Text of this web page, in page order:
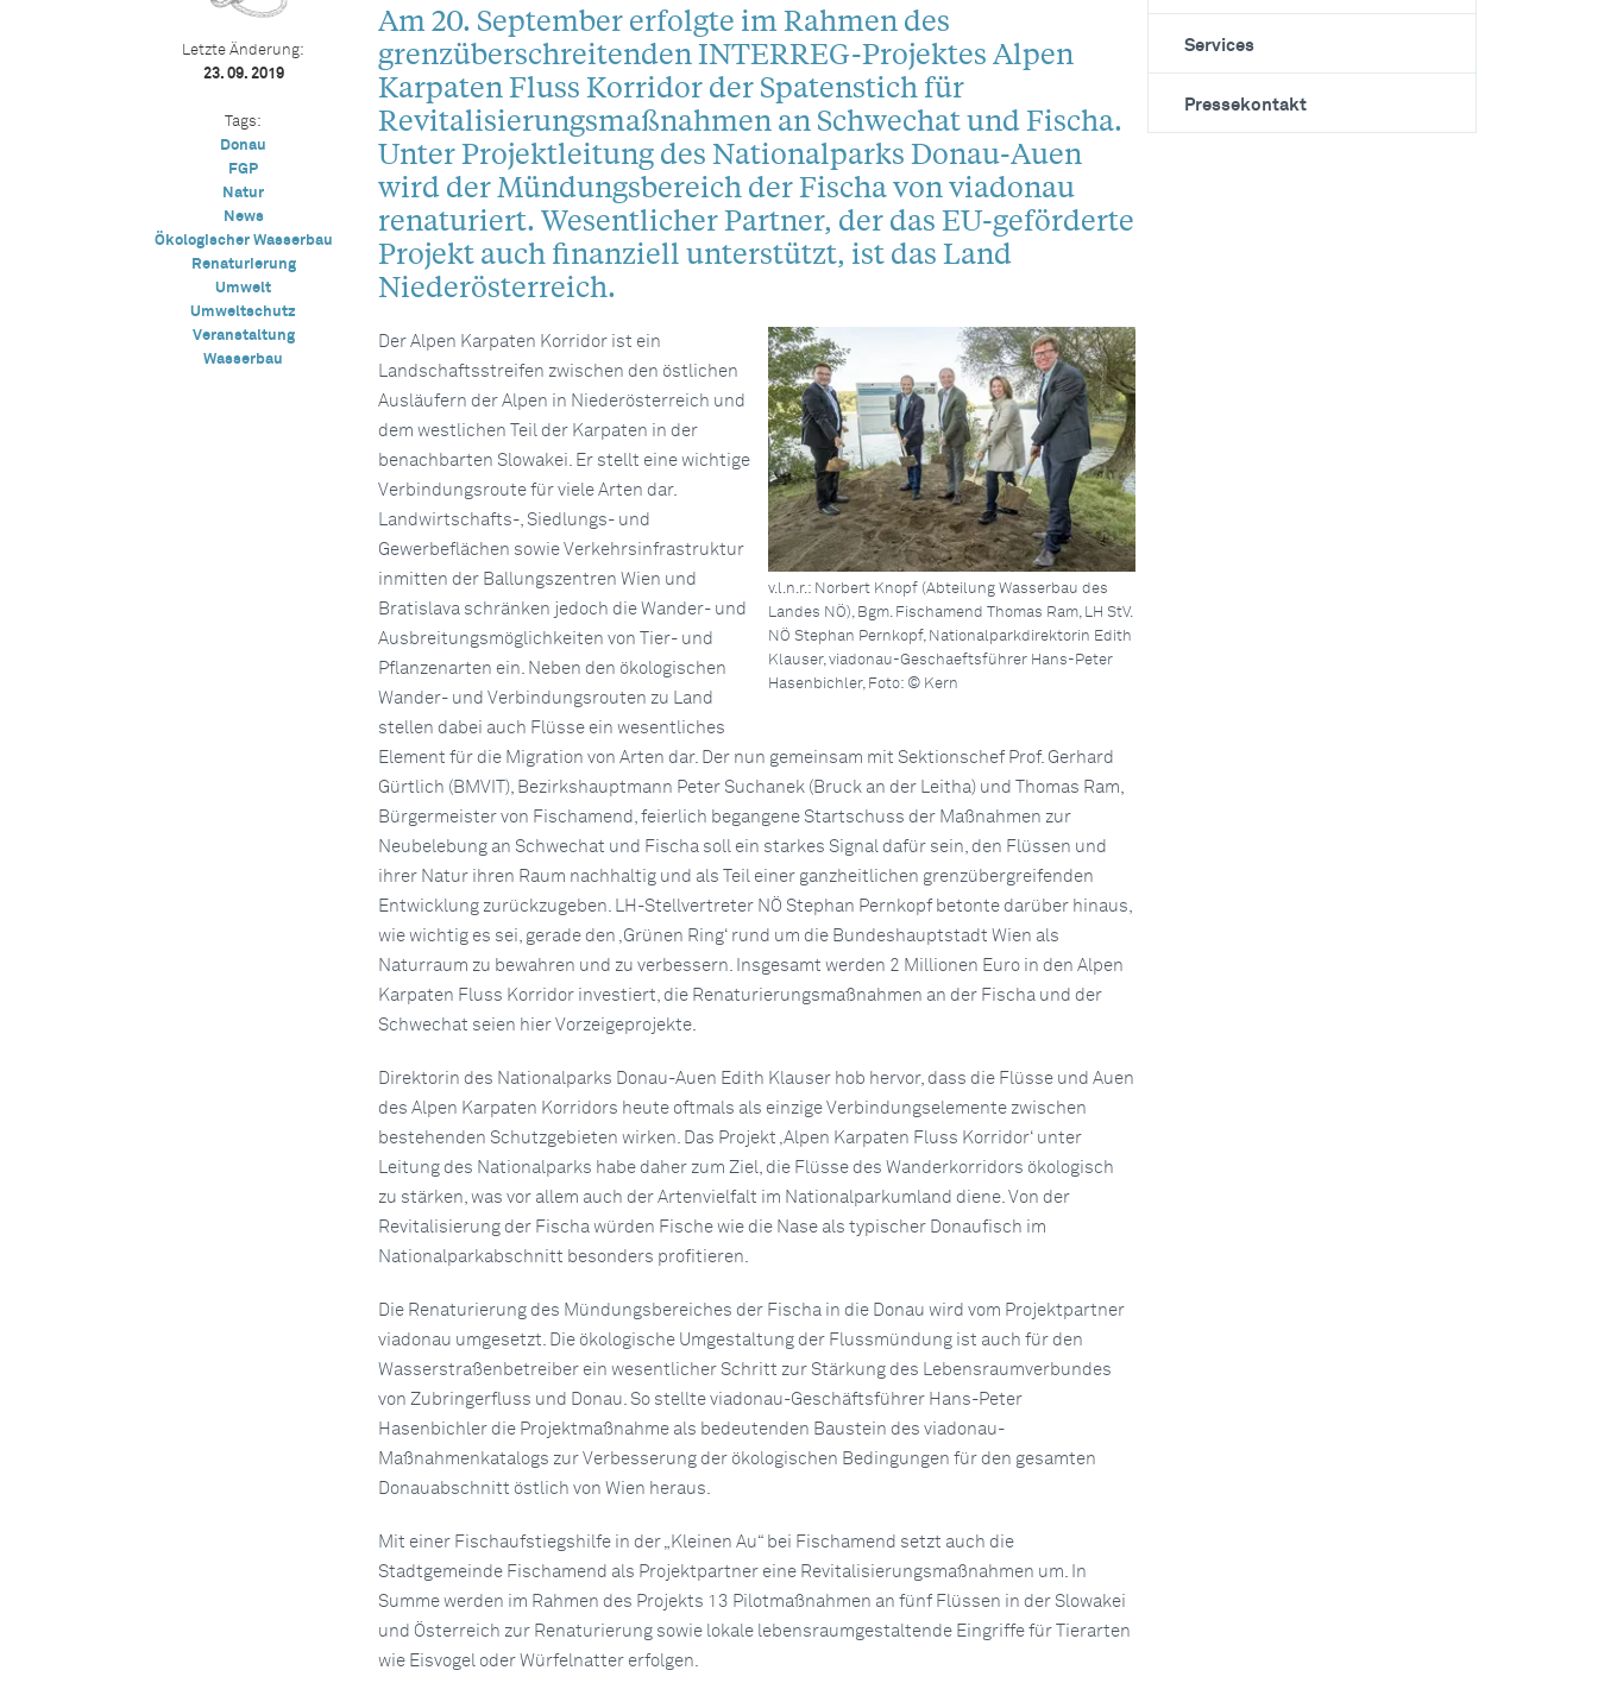
Am 20. September erfolgte im Rahmen des
grenzüberschreitenden INTERREG-Projektes Alpen
Karpaten Fluss Korridor der Spatenstich für
Revitalisierungsmaßnahmen an Schwechat und Fischa.
Unter Projektleitung des Nationalparks Donau-Auen
wird der Mündungsbereich der Fischa von viadonau
renaturiert. Wesentlicher Partner, der das EU-geförderte
Projekt auch finanziell unterstützt, ist das Land
Niederösterreich.
v.l.n.r.: Norbert Knopf (Abteilung Wasserbau des
Landes NÖ), Bgm. Fischamend Thomas Ram, LH StV.
NÖ Stephan Pernkopf, Nationalparkdirektorin Edith
Klauser, viadonau-Geschaeftsführer Hans-Peter
Hasenbichler, Foto: © Kern
Der Alpen Karpaten Korridor ist ein
Landschaftsstreifen zwischen den östlichen
Ausläufern der Alpen in Niederösterreich und
dem westlichen Teil der Karpaten in der
benachbarten Slowakei. Er stellt eine wichtige
Verbindungsroute für viele Arten dar.
Landwirtschafts-, Siedlungs- und
Gewerbeflächen sowie Verkehrsinfrastruktur
inmitten der Ballungszentren Wien und
Bratislava schränken jedoch die Wander- und
Ausbreitungsmöglichkeiten von Tier- und
Pflanzenarten ein. Neben den ökologischen
Wander- und Verbindungsrouten zu Land
stellen dabei auch Flüsse ein wesentliches
Element für die Migration von Arten dar. Der nun gemeinsam mit Sektionschef Prof. Gerhard
Gürtlich (BMVIT), Bezirkshauptmann Peter Suchanek (Bruck an der Leitha) und Thomas Ram,
Bürgermeister von Fischamend, feierlich begangene Startschuss der Maßnahmen zur
Neubelebung an Schwechat und Fischa soll ein starkes Signal dafür sein, den Flüssen und
ihrer Natur ihren Raum nachhaltig und als Teil einer ganzheitlichen grenzübergreifenden
Entwicklung zurückzugeben. LH-Stellvertreter NÖ Stephan Pernkopf betonte darüber hinaus,
wie wichtig es sei, gerade den ‚Grünen Ring‘ rund um die Bundeshauptstadt Wien als
Naturraum zu bewahren und zu verbessern. Insgesamt werden 2 Millionen Euro in den Alpen
Karpaten Fluss Korridor investiert, die Renaturierungsmaßnahmen an der Fischa und der
Schwechat seien hier Vorzeigeprojekte.
Direktorin des Nationalparks Donau-Auen Edith Klauser hob hervor, dass die Flüsse und Auen
des Alpen Karpaten Korridors heute oftmals als einzige Verbindungselemente zwischen
bestehenden Schutzgebieten wirken. Das Projekt ‚Alpen Karpaten Fluss Korridor‘ unter
Leitung des Nationalparks habe daher zum Ziel, die Flüsse des Wanderkorridors ökologisch
zu stärken, was vor allem auch der Artenvielfalt im Nationalparkumland diene. Von der
Revitalisierung der Fischa würden Fische wie die Nase als typischer Donaufisch im
Nationalparkabschnitt besonders profitieren.
Die Renaturierung des Mündungsbereiches der Fischa in die Donau wird vom Projektpartner
viadonau umgesetzt. Die ökologische Umgestaltung der Flussmündung ist auch für den
Wasserstraßenbetreiber ein wesentlicher Schritt zur Stärkung des Lebensraumverbundes
von Zubringerfluss und Donau. So stellte viadonau-Geschäftsführer Hans-Peter
Hasenbichler die Projektmaßnahme als bedeutenden Baustein des viadonau-
Maßnahmenkatalogs zur Verbesserung der ökologischen Bedingungen für den gesamten
Donauabschnitt östlich von Wien heraus.
Mit einer Fischaufstiegshilfe in der „Kleinen Au“ bei Fischamend setzt auch die
Stadtgemeinde Fischamend als Projektpartner eine Revitalisierungsmaßnahmen um. In
Summe werden im Rahmen des Projekts 13 Pilotmaßnahmen an fünf Flüssen in der Slowakei
und Österreich zur Renaturierung sowie lokale lebensraumgestaltende Eingriffe für Tierarten
wie Eisvogel oder Würfelnatter erfolgen.
Letzte Änderung:
23. 09. 2019
Tags:
Donau
FGP
Natur
News
Ökologischer Wasserbau
Renaturierung
Umwelt
Umweltschutz
Veranstaltung
Wasserbau
Services
Pressekontakt